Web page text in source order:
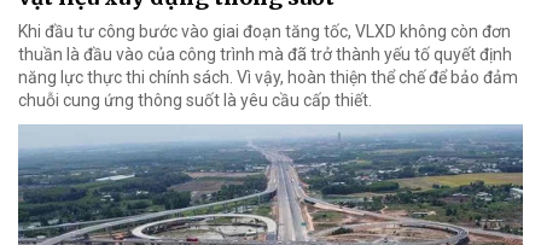
Khi đầu tư công bước vào giai đoạn tăng tốc, VLXD không còn đơn
thuần là đầu vào của công trình mà đã trở thành yếu tố quyết định
năng lực thực thi chính sách. Vì vậy, hoàn thiện thể chế để bảo đảm
chuỗi cung ứng thông suốt là yêu cầu cấp thiết.